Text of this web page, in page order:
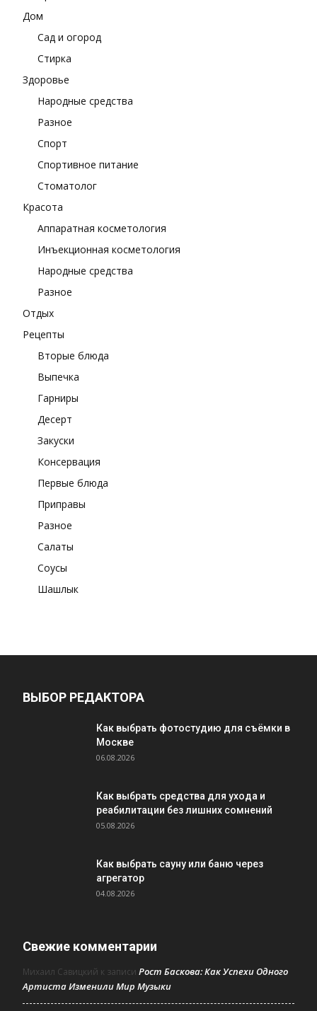
Дом
Сад и огород
Стирка
Здоровье
Народные средства
Разное
Спорт
Спортивное питание
Стоматолог
Красота
Аппаратная косметология
Инъекционная косметология
Народные средства
Разное
Отдых
Рецепты
Вторые блюда
Выпечка
Гарниры
Десерт
Закуски
Консервация
Первые блюда
Приправы
Разное
Салаты
Соусы
Шашлык
ВЫБОР РЕДАКТОРА
Как выбрать фотостудию для съёмки в
Москве
06.08.2026
Как выбрать средства для ухода и
реабилитации без лишних сомнений
05.08.2026
Как выбрать сауну или баню через
агрегатор
04.08.2026
Свежие комментарии
Михаил Савицкий к записи Рост Баскова: Как Успехи Одного
Артиста Изменили Мир Музыки